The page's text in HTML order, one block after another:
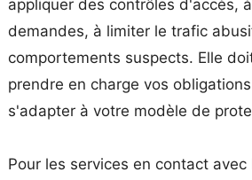
appliquer des contrôles d'accès,
demandes, à limiter le trafic
comportements suspects. Elle
prendre en charge vos
s'adapter à votre modèle de
Pour les services en contact avec